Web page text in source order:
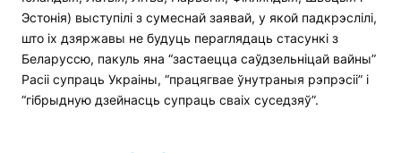
Эстонія) выступілі з сумеснай заявай, у якой падкрэслілі,
што іх дзяржавы не будуць пераглядаць стасункі з
Беларуссю, пакуль яна “застаецца саўдзельніцай вайны”
Расіі супраць Украіны, “працягвае ўнутраныя рэпрэсіі” і
“гібрыдную дзейнасць супраць сваіх суседзяў”.